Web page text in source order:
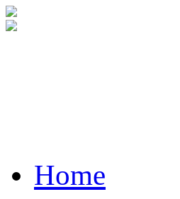
Home